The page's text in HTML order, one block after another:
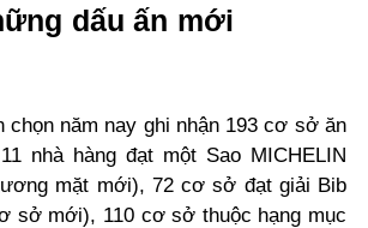
dấu ấn mới
chọn năm nay ghi nhận 193 cơ sở ăn
nhà hàng đạt một Sao MICHELIN
mặt mới), 72 cơ sở đạt giải Bib
sở mới), 110 cơ sở thuộc hạng mục